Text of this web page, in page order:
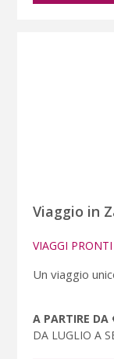
Viaggio in
VIAGGI
Un viaggio
A PARTIRE DA
DA LUGLIO A